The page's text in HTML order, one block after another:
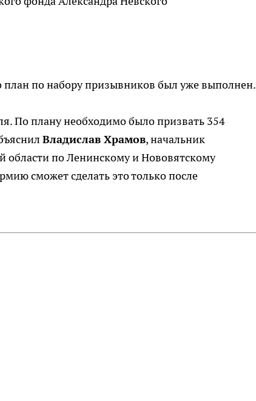
план по набору призывников был уже выполнен.
По плану необходимо было призвать 354
Владислав Храмов, начальник
области по Ленинскому и Нововятскому
сможет сделать это только после